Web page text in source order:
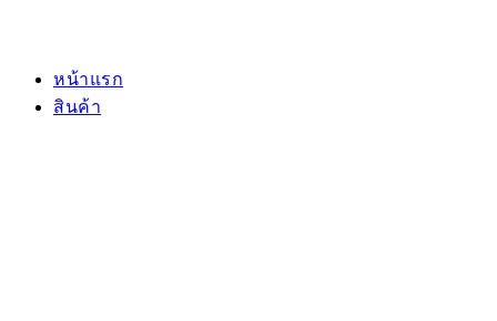
หน้าแรก
สินค้า